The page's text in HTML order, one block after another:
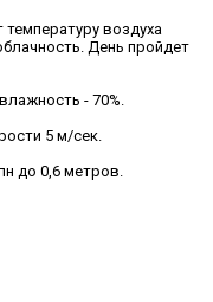
воздуха
День пройдет
- 70%.
5 м/сек.
до 0,6 метров.